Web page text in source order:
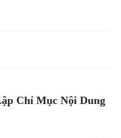
Chỉ Mục Nội Dung